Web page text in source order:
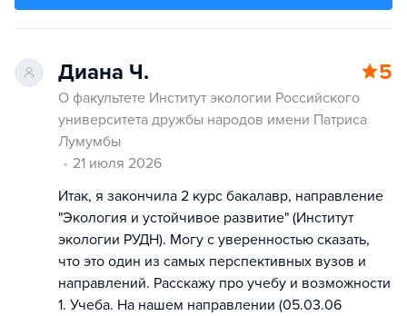
Диана Ч. 5
О факультете Институт экологии Российского
университета дружбы народов имени Патриса
Лумумбы
21 июля 2026
Итак, я закончила 2 курс бакалавр, направление
"Экология и устойчивое развитие" (Институт
экологии РУДН). Могу с уверенностью сказать,
что это один из самых перспективных вузов и
направлений. Расскажу про учебу и возможности
1. Учеба. На нашем направлении (05.03.06